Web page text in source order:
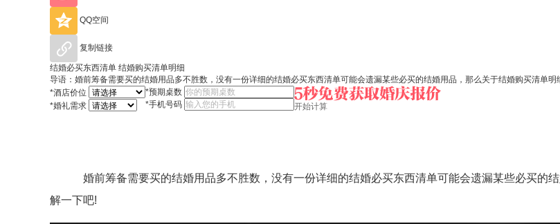
QQ空间
复制链接
结婚必买东西清单 结婚购买清单明细
导语：婚前筹备需要买的结婚用品多不胜数，没有一份详细的结婚必买东西清单可能会遗漏某些必买的结婚用品，那么关于结婚购买清单
*酒店价位
*婚礼需求
*预期桌数
*手机号码
开始计算
婚前筹备需要买的结婚用品多不胜数，没有一份详细的结婚必买东西清单可能会遗漏某些必买的
解一下吧!